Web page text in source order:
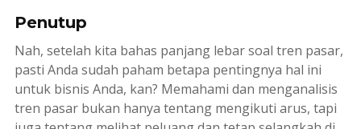
Penutup
Nah, setelah kita bahas panjang lebar soal tren pasar,
pasti Anda sudah paham betapa pentingnya hal ini
untuk bisnis Anda, kan? Memahami dan menganalisis
tren pasar bukan hanya tentang mengikuti arus, tapi